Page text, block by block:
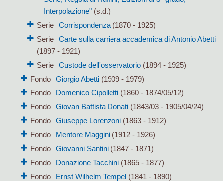
Interpolazione"(s.d.)
Serie
Corrispondenza (1870 - 1925)
Serie
Carte sulla carriera accademica di Antonio Abetti
(1897 - 1921)
Serie
Custode dell'osservatorio (1894 - 1925)
Fondo Giorgio Abetti(1909 - 1979)
Fondo
Domenico Cipolletti(1860 - 1874/05/12)
Fondo Giovan Battista Donati(1843/03 - 1905/04/24)
Fondo Giuseppe Lorenzoni(1863 - 1912)
Fondo
Mentore Maggini(1912 - 1926)
Fondo Giovanni Santini(1847 - 1871)
Fondo
Donazione Tacchini(1865 - 1877)
Fondo
Ernst Wilhelm Tempel(1841 - 1890)